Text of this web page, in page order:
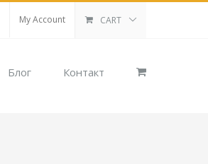
My Account CART
Блог Контакт